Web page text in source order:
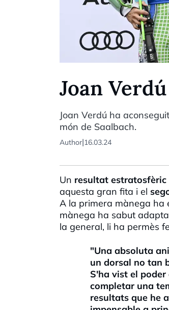
Joan
Joan Verdú ha
món de Saalbach.
Author|16.03.24
Un resultat estratosfèric
aquesta gran fita i el
A la primera mànega ha
mànega ha sabut
la general, li ha permès
"Una absoluta
un dorsal no tan
S'ha vist el
completar una
resultats que he